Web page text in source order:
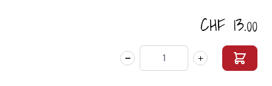
CHF 13.00
Menge